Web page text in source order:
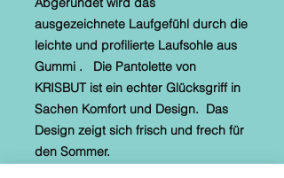
ausgezeichnete Laufgefühl durch die
leichte und profilierte Laufsohle aus
Gummi . Die Pantolette von
KRISBUT ist ein echter Glücksgriff in
Sachen Komfort und Design. Das
Design zeigt sich frisch und frech für
den Sommer.